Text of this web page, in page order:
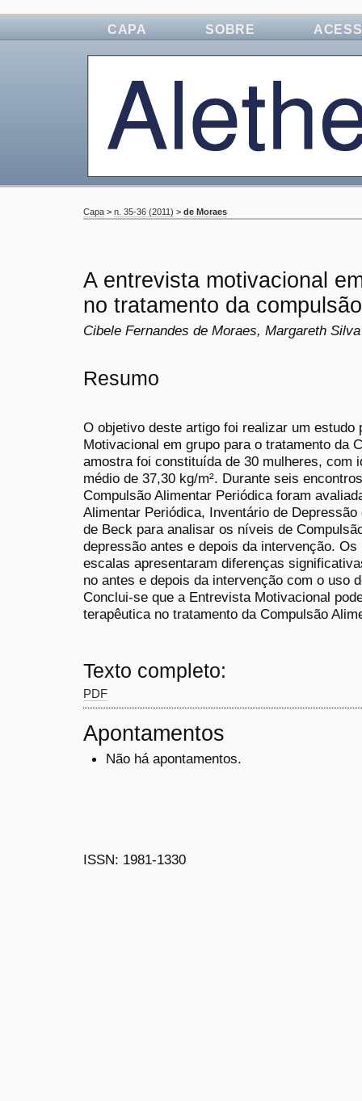
CAPA SOBRE
Capa > n. 35-36 (2011) > de Moraes
A entrevista motivacional
no tratamento da
Cibele Fernandes de Moraes, Margareth
Resumo
O objetivo deste artigo foi realizar um
Motivacional em grupo para o tratamento da
amostra foi constituída de 30 mulheres, com
médio de 37,30 kg/m². Durante seis
Compulsão Alimentar Periódica foram
Alimentar Periódica, Inventário de
de Beck para analisar os níveis de
depressão antes e depois da intervenção.
escalas apresentaram diferenças
no antes e depois da intervenção com o uso
Conclui-se que a Entrevista Motivacional
terapêutica no tratamento da Compulsão
Texto completo:
PDF
Apontamentos
Não há apontamentos.
ISSN: 1981-1330